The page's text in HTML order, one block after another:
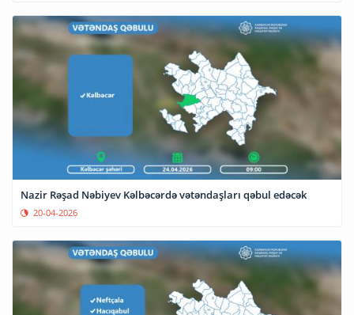
Nazir Rəşad Nəbiyev Kəlbəcərdə vətəndaşları qəbul edəcək
20-04-2026